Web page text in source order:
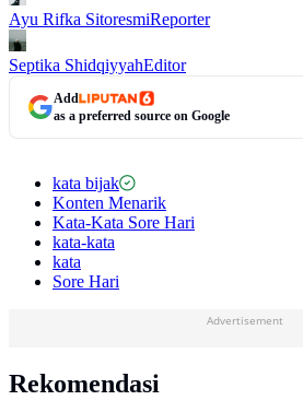
Ayu Rifka SitoresmiReporter
Septika ShidqiyyahEditor
Add
as a preferred source on Google
kata bijak
Konten Menarik
Kata-Kata Sore Hari
kata-kata
kata
Sore Hari
Advertisement
Rekomendasi